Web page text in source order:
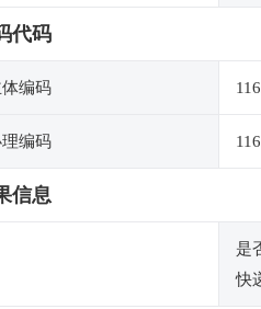
代码
编码
编码
信息
是
快